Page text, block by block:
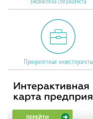
Приоритетные инвестпроекты